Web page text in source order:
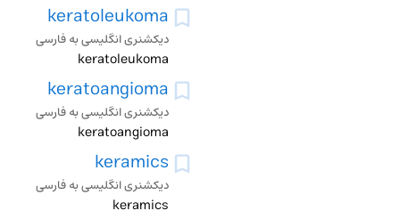
keratoleukoma
دیکشنری انگلیسی به فارسی
keratoleukoma
keratoangioma
دیکشنری انگلیسی به فارسی
keratoangioma
keramics
دیکشنری انگلیسی به فارسی
keramics